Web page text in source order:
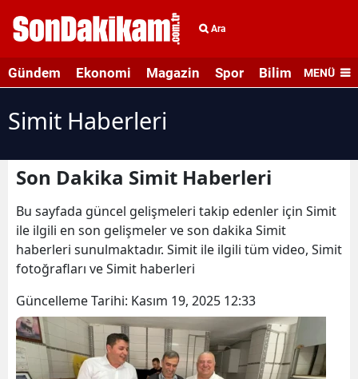
Ara
Gündem Ekonomi Magazin Spor Bilim veMENÜ
Simit Haberleri
Son Dakika Simit Haberleri
Bu sayfada güncel gelişmeleri takip edenler için Simit
ile ilgili en son gelişmeler ve son dakika Simit
haberleri sunulmaktadır. Simit ile ilgili tüm video, Simit
fotoğrafları ve Simit haberleri
Güncelleme Tarihi: Kasım 19, 2025 12:33